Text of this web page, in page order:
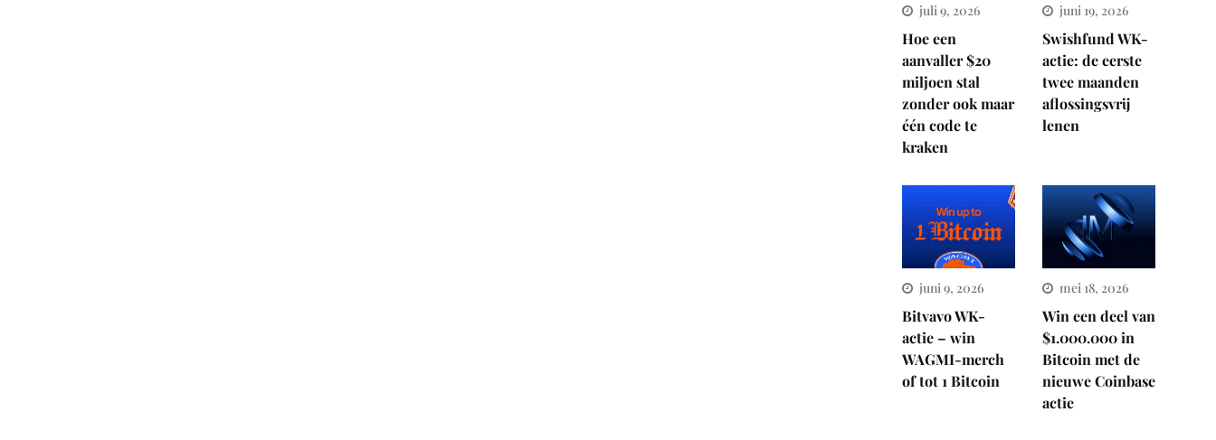
juli 9, 2026
Hoe een
aanvaller $20
miljoen stal
zonder ook maar
één code te
kraken
juni 19, 2026
Swishfund WK-
actie: de eerste
twee maanden
aflossingsvrij
lenen
juni 9, 2026
Bitvavo WK-
actie – win
WAGMI-merch
of tot 1 Bitcoin
mei 18, 2026
Win een deel van
$1.000.000 in
Bitcoin met de
nieuwe Coinbase
actie